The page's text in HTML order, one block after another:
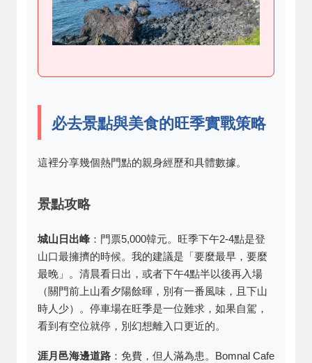
必去景點與美食的旺季實戰策略
這裡分享幾個熱門點的親身經歷和具體數據。
景點攻略
城山日出峰：門票5,000韓元。旺季下午2-4點是登
山口最擁擠的時候。我的建議是「要麼最早，要麼
最晚」。清晨看日出，或者下午4點半以後再入場
（關門前上山看夕陽餘暉，別有一番風味，且下山
時人少）。停車場在旺季是一位難求，如果自駕，
看到有空位就停，別幻想離入口更近的。
涯月邑海邊道路 ：免費，但人滿為患。Bomnal Cafe